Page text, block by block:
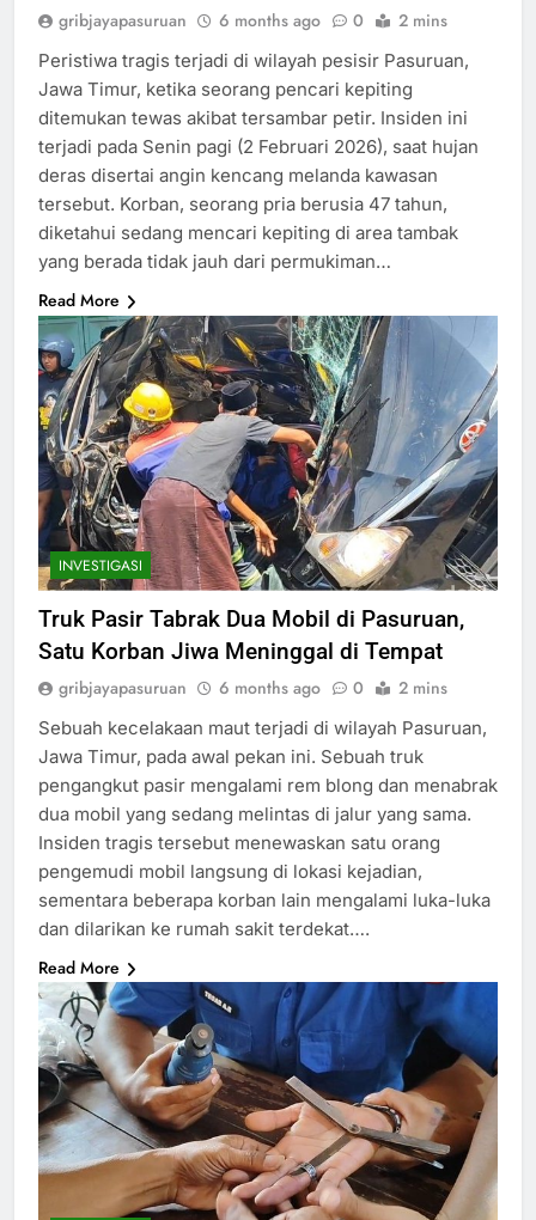
gribjayapasuruan 6 months ago 0 2 mins
Peristiwa tragis terjadi di wilayah pesisir Pasuruan,
Jawa Timur, ketika seorang pencari kepiting
ditemukan tewas akibat tersambar petir. Insiden ini
terjadi pada Senin pagi (2 Februari 2026), saat hujan
deras disertai angin kencang melanda kawasan
tersebut. Korban, seorang pria berusia 47 tahun,
diketahui sedang mencari kepiting di area tambak
yang berada tidak jauh dari permukiman…
Read More
INVESTIGASI
Truk Pasir Tabrak Dua Mobil di Pasuruan,
Satu Korban Jiwa Meninggal di Tempat
gribjayapasuruan 6 months ago 0 2 mins
Sebuah kecelakaan maut terjadi di wilayah Pasuruan,
Jawa Timur, pada awal pekan ini. Sebuah truk
pengangkut pasir mengalami rem blong dan menabrak
dua mobil yang sedang melintas di jalur yang sama.
Insiden tragis tersebut menewaskan satu orang
pengemudi mobil langsung di lokasi kejadian,
sementara beberapa korban lain mengalami luka-luka
dan dilarikan ke rumah sakit terdekat….
Read More